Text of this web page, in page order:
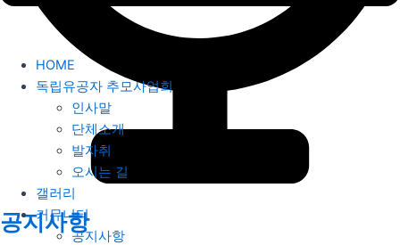
HOME
독립유공자 추모사업회
인사말
단체소개
발자취
오시는 길
갤러리
커뮤니티
공지사항
공지사항